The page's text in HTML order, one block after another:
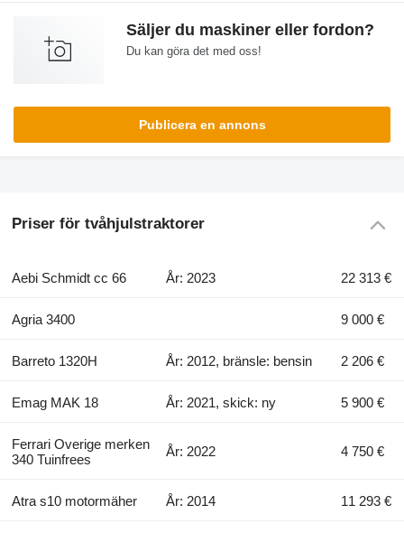
Säljer du maskiner eller fordon?
Du kan göra det med oss!
Publicera en annons
Priser för tvåhjulstraktorer
Aebi Schmidt cc 66 År: 2023 22 313 €
Agria 3400 9 000 €
Barreto 1320H År: 2012, bränsle: bensin 2 206 €
Emag MAK 18 År: 2021, skick: ny 5 900 €
Ferrari Overige merken
340 Tuinfrees
År: 2022 4 750 €
Atra s10 motormäher År: 2014 11 293 €